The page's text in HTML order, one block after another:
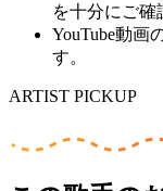
を十分にご確
YouTube動画
す。
ARTIST PICKUP